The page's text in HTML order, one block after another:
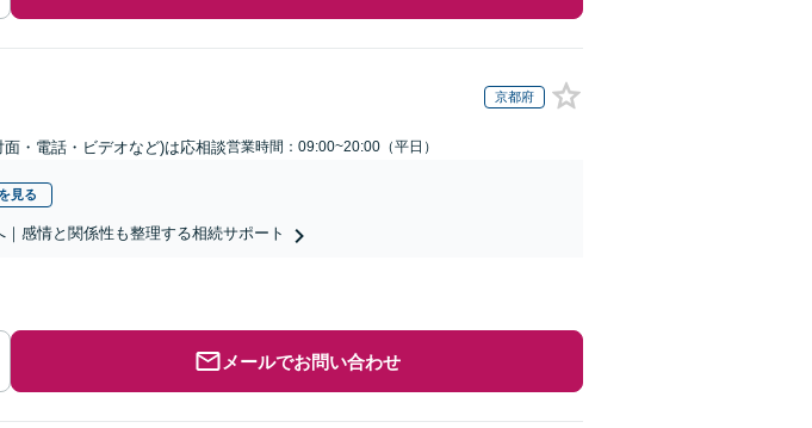
京都府
面・電話・ビデオなど)は応相談営業時間：09:00~20:00（平日）
見る
感情と関係性も整理する相続サポート
メールでお問い合わせ